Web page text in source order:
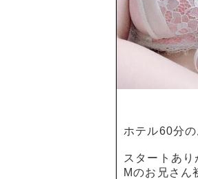
ホテル60分
スタートあ
Mのお兄さん